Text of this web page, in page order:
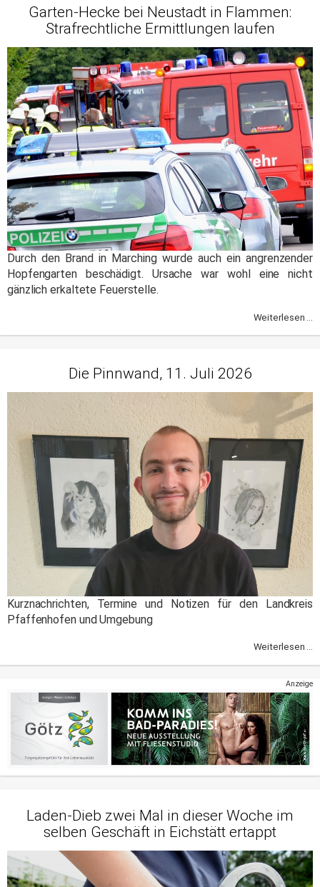
Garten-Hecke bei Neustadt in Flammen:
Strafrechtliche Ermittlungen laufen
Durch den Brand in Marching wurde auch ein angrenzender
Hopfengarten beschädigt. Ursache war wohl eine nicht
gänzlich erkaltete Feuerstelle.
Weiterlesen ...
Die Pinnwand, 11. Juli 2026
Kurznachrichten, Termine und Notizen für den Landkreis
Pfaffenhofen und Umgebung
Weiterlesen ...
Anzeige
Laden-Dieb zwei Mal in dieser Woche im
selben Geschäft in Eichstätt ertappt